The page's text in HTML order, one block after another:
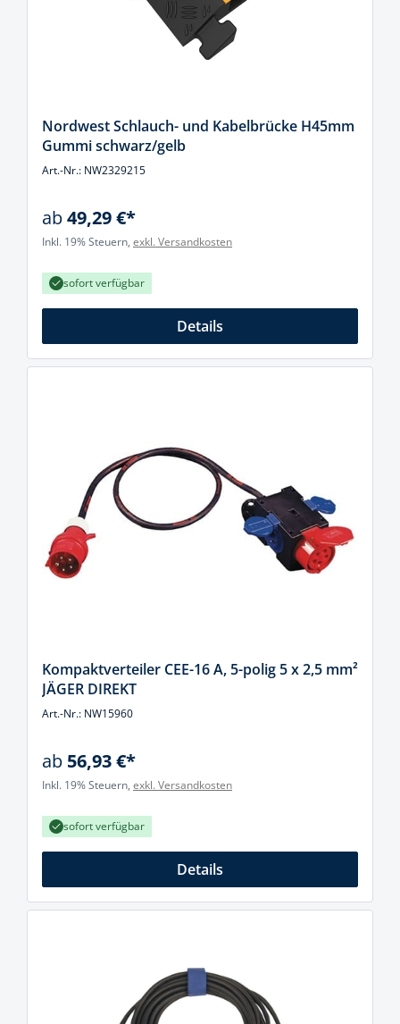
Nordwest Schlauch- und Kabelbrücke H45mm
Gummi schwarz/gelb
Art.-Nr.: NW2329215
ab49,29 €*
Inkl. 19% Steuern, exkl. Versandkosten
sofort verfügbar
Details
Kompaktverteiler CEE-16 A, 5-polig 5 x 2,5 mm²
JÄGER DIREKT
Art.-Nr.: NW15960
ab 56,93 €*
Inkl. 19% Steuern, exkl. Versandkosten
sofort verfügbar
Details